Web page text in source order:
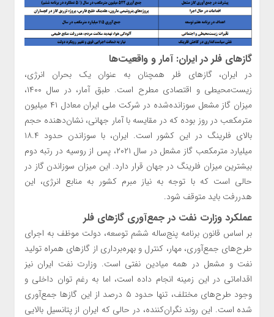
گازهای فلر در ایران: آمار و واقعیت‌ها
در ایران، گازهای فلر همچنان به عنوان یک بحران انرژی،
زیست‌محیطی و اقتصادی مطرح است. طبق آمار، در سال ۱۴۰۰،
میزان گاز مشعل سوزانده‌شده در شرکت ملی ایران معادل ۴۱ میلیون
مترمکعب در روز بوده که در مقایسه با آمار جهانی، نشان‌دهنده حجم
بالای فلرینگ در این کشور است. ایران، با سوزاندن حدود ۱۸.۴
میلیارد مترمکعب گاز مشعل در سال ۲۰۲۱، پس از روسیه در رتبه دوم
بیشترین میزان فلرینگ در جهان قرار دارد. این میزان سوزاندن گاز در
حالی است که با توجه به نیاز مبرم کشور به منابع انرژی، این
هدررفت باید متوقف شود.
عملکرد وزارت نفت در جمع‌آوری گازهای فلر
بر اساس قانون برنامه پنج‌ساله ششم توسعه، دولت موظف به اجرای
طرح‌های جمع‌آوری، مهار، کنترل و بهره‌برداری از گازهای همراه تولید
نفت و مشعل در همه میادین نفتی است. وزارت نفت ایران نیز
اقداماتی در این زمینه انجام داده است، اما به رغم توان داخلی و
وجود طرح‌های مختلف، تنها حدود ۵ درصد از این گازها جمع‌آوری
شده است. این روند نگران‌کننده، در حالی که ایران از پتانسیل بالایی